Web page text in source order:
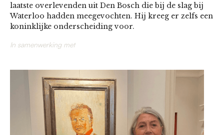
laatste overlevenden uit Den Bosch die bij de slag bij
Waterloo hadden meegevochten. Hij kreeg er zelfs een
koninklijke onderscheiding voor.
In samenwerking met